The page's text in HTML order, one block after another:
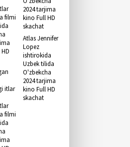
itlar
filmi
Atlas Jennifer
Lopez
ishtirokida
Uzbek tilida
O'zbekcha
2024 tarjima
kino Full HD
skachat